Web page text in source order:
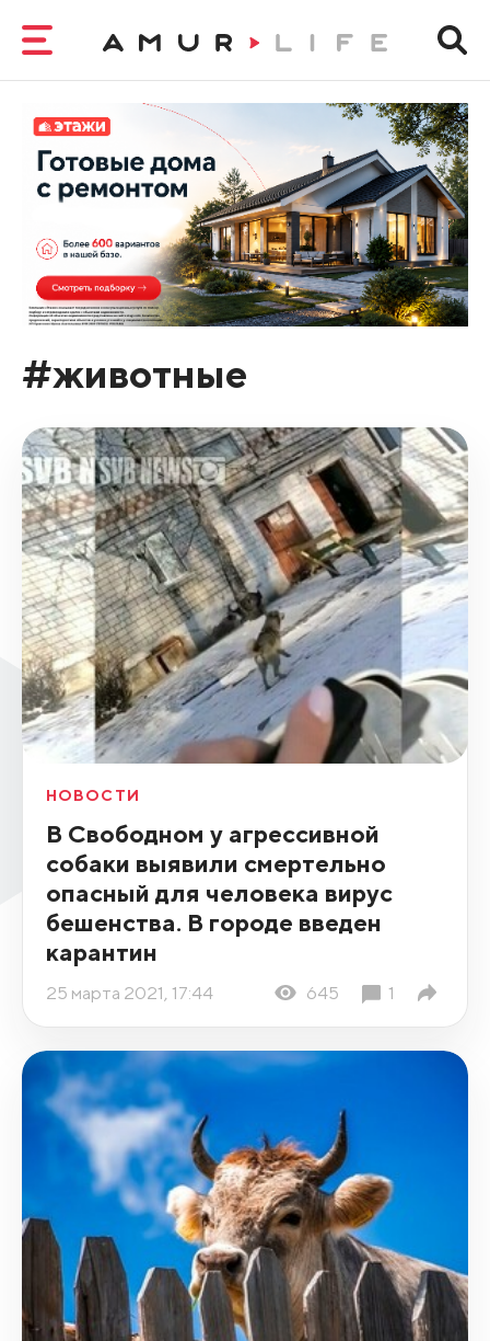
#животные
НОВОСТИ
В Свободном у агрессивной
собаки выявили смертельно
опасный для человека вирус
бешенства. В городе введен
карантин
25 марта 2021, 17:44 645 1